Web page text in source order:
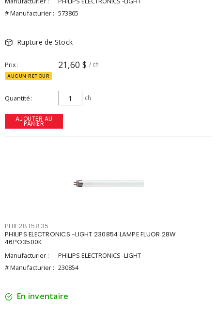
# Manufacturier : 573865
Rupture de Stock
Prix 21,60 $ / ch
AUCUN RETOUR
Quantité ch
AJOUTER AU
PANIER
PHIF28T5835
PHILIPS ELECTRONICS -LIGHT 230854 LAMPE FLUOR 28W
46PO3500K
Manufacturier :
PHILIPS ELECTRONICS -LIGHT
# Manufacturier : 230854
En inventaire